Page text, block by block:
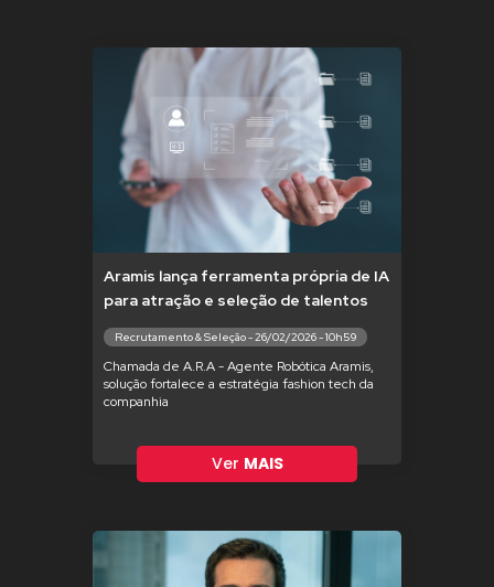
Aramis lança ferramenta própria de IA
para atração e seleção de talentos
Recrutamento & Seleção - 26/02/2026 - 10h59
Chamada de A.R.A - Agente Robótica Aramis,
solução fortalece a estratégia fashion tech da
companhia
Ver MAIS